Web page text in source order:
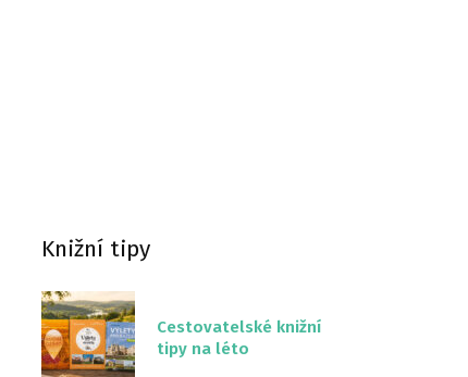
Knižní tipy
Cestovatelské knižní
tipy na léto